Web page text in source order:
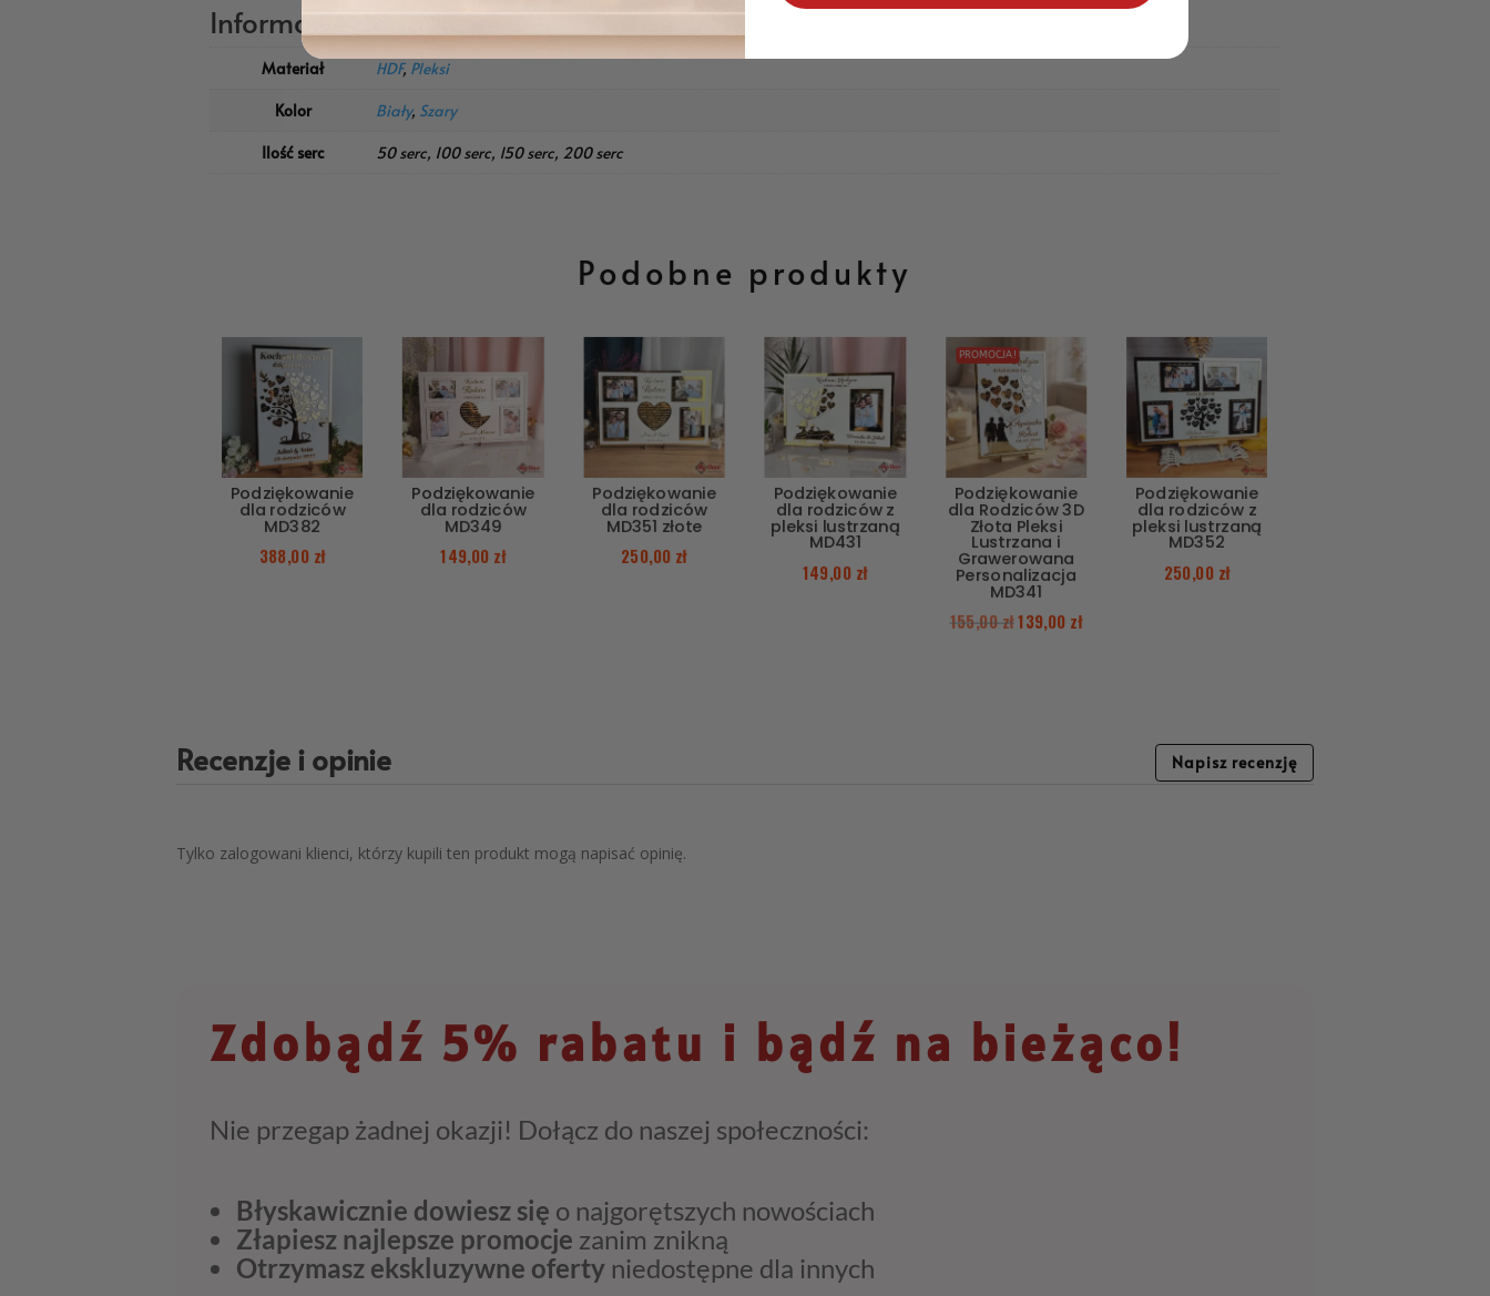
Informacje dodatkowe
Materiał HDF, Pleksi
Kolor
Biały, Szary
Ilość serc
50 serc, 100 serc, 150 serc, 200 serc
Podobne produkty
Podziękowanie
dla rodziców
MD382
388,00 zł
Podziękowanie
dla rodziców
MD349
149,00 zł
Podziękowanie
dla rodziców
MD351 złote
250,00 zł
Podziękowanie
dla rodziców z
pleksi lustrzaną
MD431
149,00 zł
PROMOCJA!
Podziękowanie
dla Rodziców 3D
Złota Pleksi
Lustrzana i
Grawerowana
Personalizacja
MD341
155,00 zł139,00 zł
Podziękowanie
dla rodziców z
pleksi lustrzaną
MD352
250,00 zł
Recenzje i opinie Napisz recenzję
Tylko zalogowani klienci, którzy kupili ten produkt mogą napisać opinię.
Zdobądź 5% rabatu i bądź na bieżąco!
Nie przegap żadnej okazji! Dołącz do naszej społeczności:
Błyskawicznie dowiesz się o najgorętszych nowościach
Złapiesz najlepsze promocje zanim znikną
Otrzymasz ekskluzywne oferty niedostępne dla innych